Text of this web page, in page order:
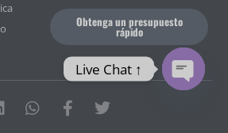
Obtenga un presupuesto
rápido
Whatsapp
Facebook-
Twitter
Live Chat ↑